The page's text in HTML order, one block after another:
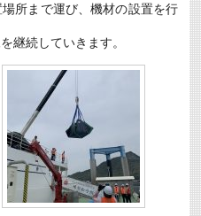
所まで運び、機材の設置を行
継続していきます。